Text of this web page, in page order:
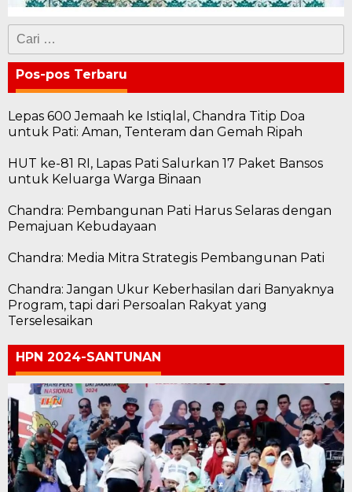
Cari
untuk:
Pos-pos Terbaru
Lepas 600 Jemaah ke Istiqlal, Chandra Titip Doa
untuk Pati: Aman, Tenteram dan Gemah Ripah
HUT ke-81 RI, Lapas Pati Salurkan 17 Paket Bansos
untuk Keluarga Warga Binaan
Chandra: Pembangunan Pati Harus Selaras dengan
Pemajuan Kebudayaan
Chandra: Media Mitra Strategis Pembangunan Pati
Chandra: Jangan Ukur Keberhasilan dari Banyaknya
Program, tapi dari Persoalan Rakyat yang
Terselesaikan
HPN 2024-SANTUNAN